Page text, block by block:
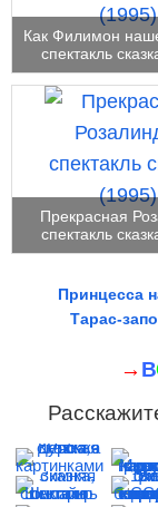
Как Филимон
спектакль
Прекрасная
спектакль
Принцесса
Тарас-
→ В